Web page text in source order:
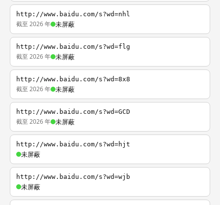
http://www.baidu.com/s?wd=nhl
截至 2026 年 未屏蔽
http://www.baidu.com/s?wd=flg
截至 2026 年 未屏蔽
http://www.baidu.com/s?wd=8x8
截至 2026 年 未屏蔽
http://www.baidu.com/s?wd=GCD
截至 2026 年 未屏蔽
http://www.baidu.com/s?wd=hjt
未屏蔽
http://www.baidu.com/s?wd=wjb
未屏蔽